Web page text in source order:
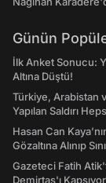
Günün
İlk Anket Sonucu:
Altına Düştü!
Türkiye, Arabistan
Yapılan Saldırı
Hasan Can
Gözaltına Alınıp
Gazeteci Fatih
Demirtaş'ı Kapsıyor